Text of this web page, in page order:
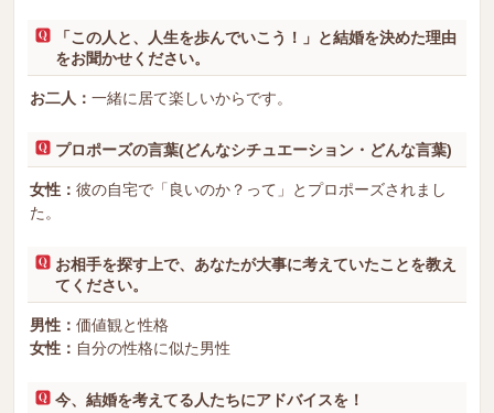
「この人と、人生を歩んでいこう！」と結婚を決めた理由
をお聞かせください。
お二人： 一緒に居て楽しいからです。
プロポーズの言葉(どんなシチュエーション・どんな言葉)
女性： 彼の自宅で「良いのか？って」とプロポーズされまし
た。
お相手を探す上で、あなたが大事に考えていたことを教え
てください。
男性： 価値観と性格
女性： 自分の性格に似た男性
今、結婚を考えてる人たちにアドバイスを！